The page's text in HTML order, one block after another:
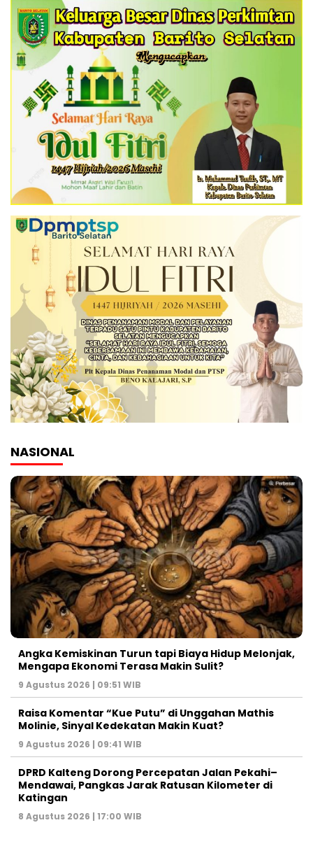
NASIONAL
Angka Kemiskinan Turun tapi Biaya Hidup Melonjak,
Mengapa Ekonomi Terasa Makin Sulit?
9 Agustus 2026 | 09:51 WIB
Raisa Komentar “Kue Putu” di Unggahan Mathis
Molinie, Sinyal Kedekatan Makin Kuat?
9 Agustus 2026 | 09:41 WIB
DPRD Kalteng Dorong Percepatan Jalan Pekahi–
Mendawai, Pangkas Jarak Ratusan Kilometer di
Katingan
8 Agustus 2026 | 17:00 WIB